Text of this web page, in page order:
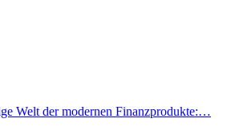
Welt der modernen Finanzprodukte:…